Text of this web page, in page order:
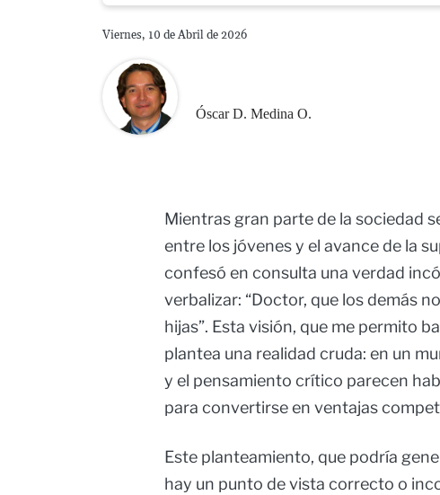
Viernes, 10 de Abril de 2026
Óscar D. Medina O.
Mientras gran parte de la sociedad
entre los jóvenes y el avance de la
confesó en consulta una verdad
verbalizar: “Doctor, que los demás
hijas”. Esta visión, que me permito
plantea una realidad cruda: en un
y el pensamiento crítico parecen
para convertirse en ventajas
Este planteamiento, que podría
hay un punto de vista correcto o